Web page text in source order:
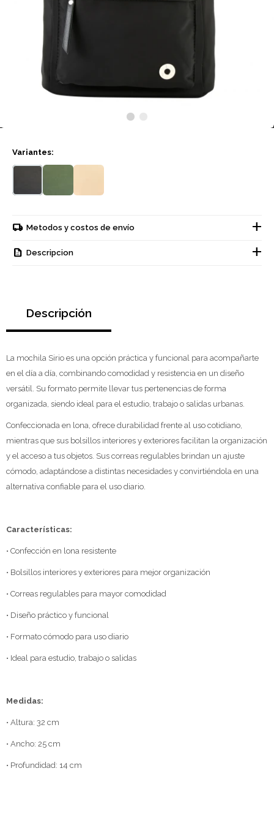
Variantes:
Metodos y costos de envío
Descripcion
Descripción
La mochila Sirio es una opción práctica y funcional para acompañarte
en el día a día, combinando comodidad y resistencia en un diseño
versátil. Su formato permite llevar tus pertenencias de forma
organizada, siendo ideal para el estudio, trabajo o salidas urbanas.
Confeccionada en lona, ofrece durabilidad frente al uso cotidiano,
mientras que sus bolsillos interiores y exteriores facilitan la organización
y el acceso a tus objetos. Sus correas regulables brindan un ajuste
cómodo, adaptándose a distintas necesidades y convirtiéndola en una
alternativa confiable para el uso diario.
Características:
• Confección en lona resistente
• Bolsillos interiores y exteriores para mejor organización
• Correas regulables para mayor comodidad
• Diseño práctico y funcional
• Formato cómodo para uso diario
• Ideal para estudio, trabajo o salidas
Medidas:
• Altura: 32 cm
• Ancho: 25 cm
• Profundidad: 14 cm